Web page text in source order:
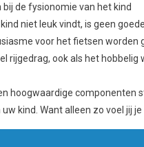
de fysionomie van het kind
niet leuk vindt, is geen
voor het fietsen
rijgedrag, ook als het
hoogwaardige componenten
kind. Want alleen zo voel jij